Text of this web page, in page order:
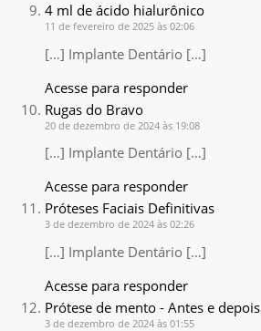
4 ml de ácido hialurônico
11 de fevereiro de 2025 às 02:06
[…] Implante Dentário […]
Acesse para responder
Rugas do Bravo
20 de dezembro de 2024 às 19:08
[…] Implante Dentário […]
Acesse para responder
Próteses Faciais Definitivas
3 de dezembro de 2024 às 02:26
[…] Implante Dentário […]
Acesse para responder
Prótese de mento - Antes e depois
3 de dezembro de 2024 às 01:55